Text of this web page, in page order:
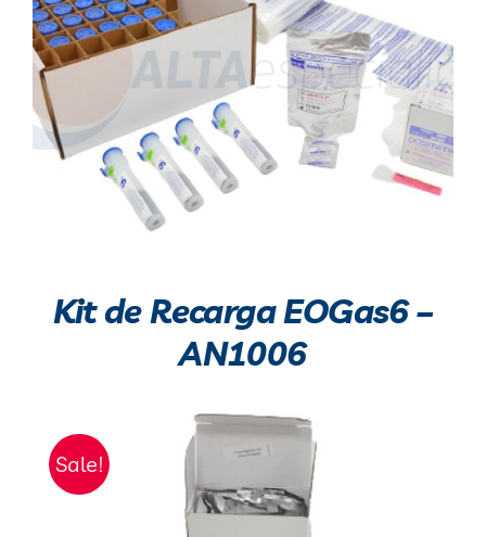
Kit de Recarga EOGas6 –
AN1006
Sale!